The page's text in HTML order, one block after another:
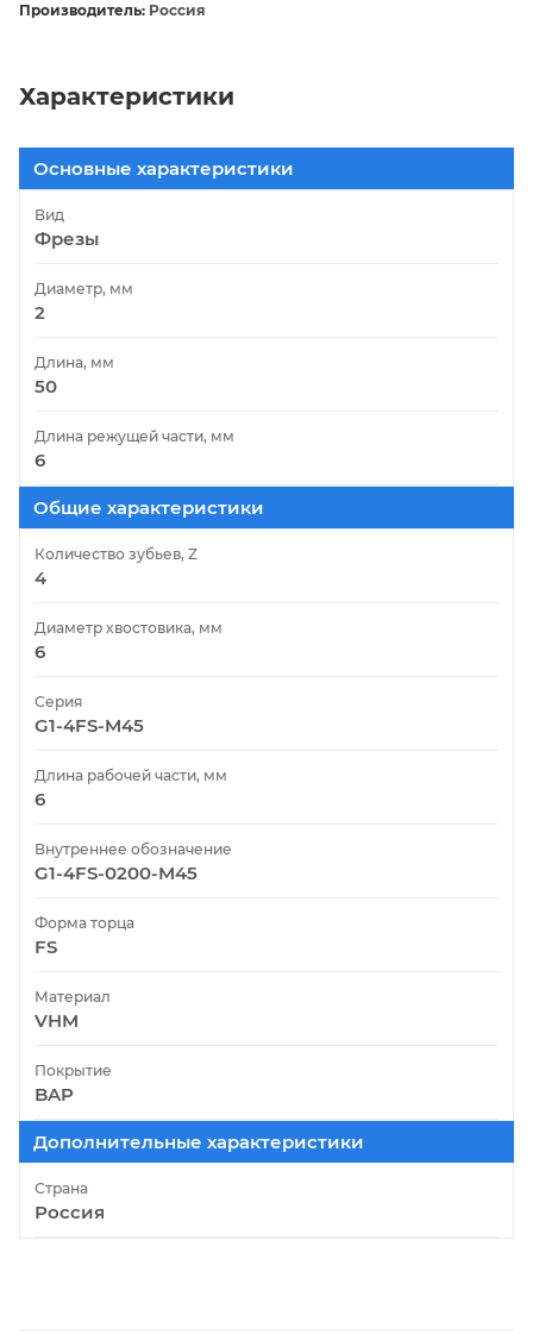
Производитель: Россия
Характеристики
Основные характеристики
Вид
Фрезы
Диаметр, мм
2
Длина, мм
50
Длина режущей части, мм
6
Общие характеристики
Количество зубьев, Z
4
Диаметр хвостовика, мм
6
Серия
G1-4FS-M45
Длина рабочей части, мм
6
Внутреннее обозначение
G1-4FS-0200-M45
Форма торца
FS
Материал
VHM
Покрытие
BAP
Дополнительные характеристики
Страна
Россия